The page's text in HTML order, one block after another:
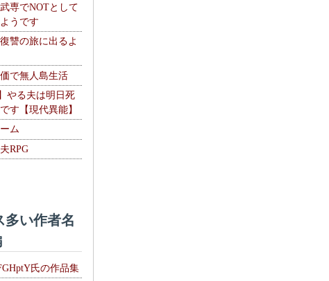
専でNOTとして
うです
讐の旅に出るよ
で無人島生活
やる夫は明日死
す【現代異能】
ム
RPG
多い作者名
氏の作品集